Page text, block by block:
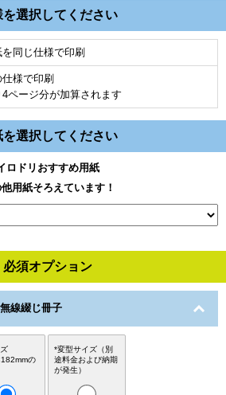
を選択してください
同じ仕様で印刷
様で印刷
ページ分が加算されます
を選択してください
ロドリおすすめ用紙
用紙そろえています！
必須オプション
線綴じ冊子
の
*変型サイズ（別
途料金および納期
が発生）